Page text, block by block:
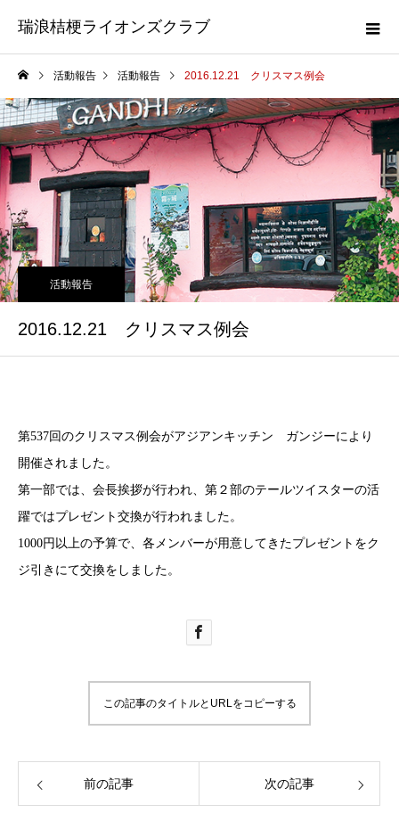
瑞浪桔梗ライオンズクラブ
活動報告 活動報告 2016.12.21 クリスマス例会
活動報告
2016.12.21 クリスマス例会
第537回のクリスマス例会がアジアンキッチン ガンジーにより
開催されました。
第一部では、会長挨拶が行われ、第２部のテールツイスターの活
躍ではプレゼント交換が行われました。
1000円以上の予算で、各メンバーが用意してきたプレゼントをク
ジ引きにて交換をしました。
この記事のタイトルとURLをコピーする
前の記事 次の記事